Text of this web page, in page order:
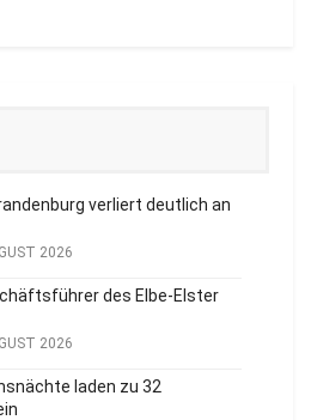
verliert deutlich an
2026
des Elbe-Elster
2026
laden zu 32